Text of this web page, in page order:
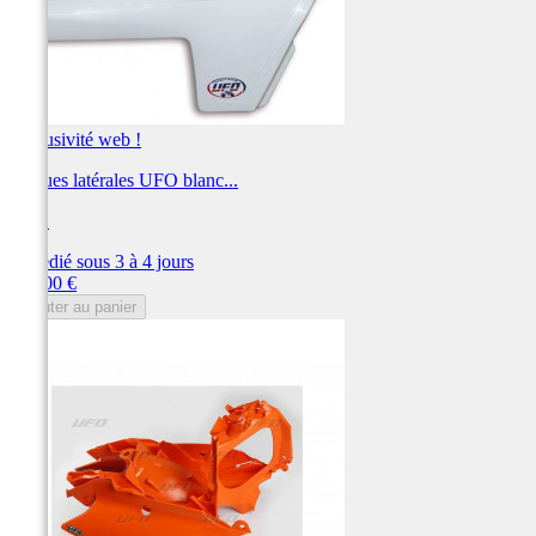
Exclusivité web !
Plaques latérales UFO blanc...
Expédié sous 3 à 4 jours
120,00 €
Ajouter au panier